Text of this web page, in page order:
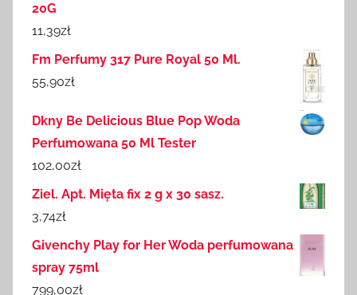
20G
11,39zł
Fm Perfumy 317 Pure Royal 50 Ml.
55,90zł
Dkny Be Delicious Blue Pop Woda
Perfumowana 50 Ml Tester
102,00zł
Ziel. Apt. Mięta fix 2 g x 30 sasz.
3,74zł
Givenchy Play for Her Woda perfumowana
spray 75ml
799,00zł